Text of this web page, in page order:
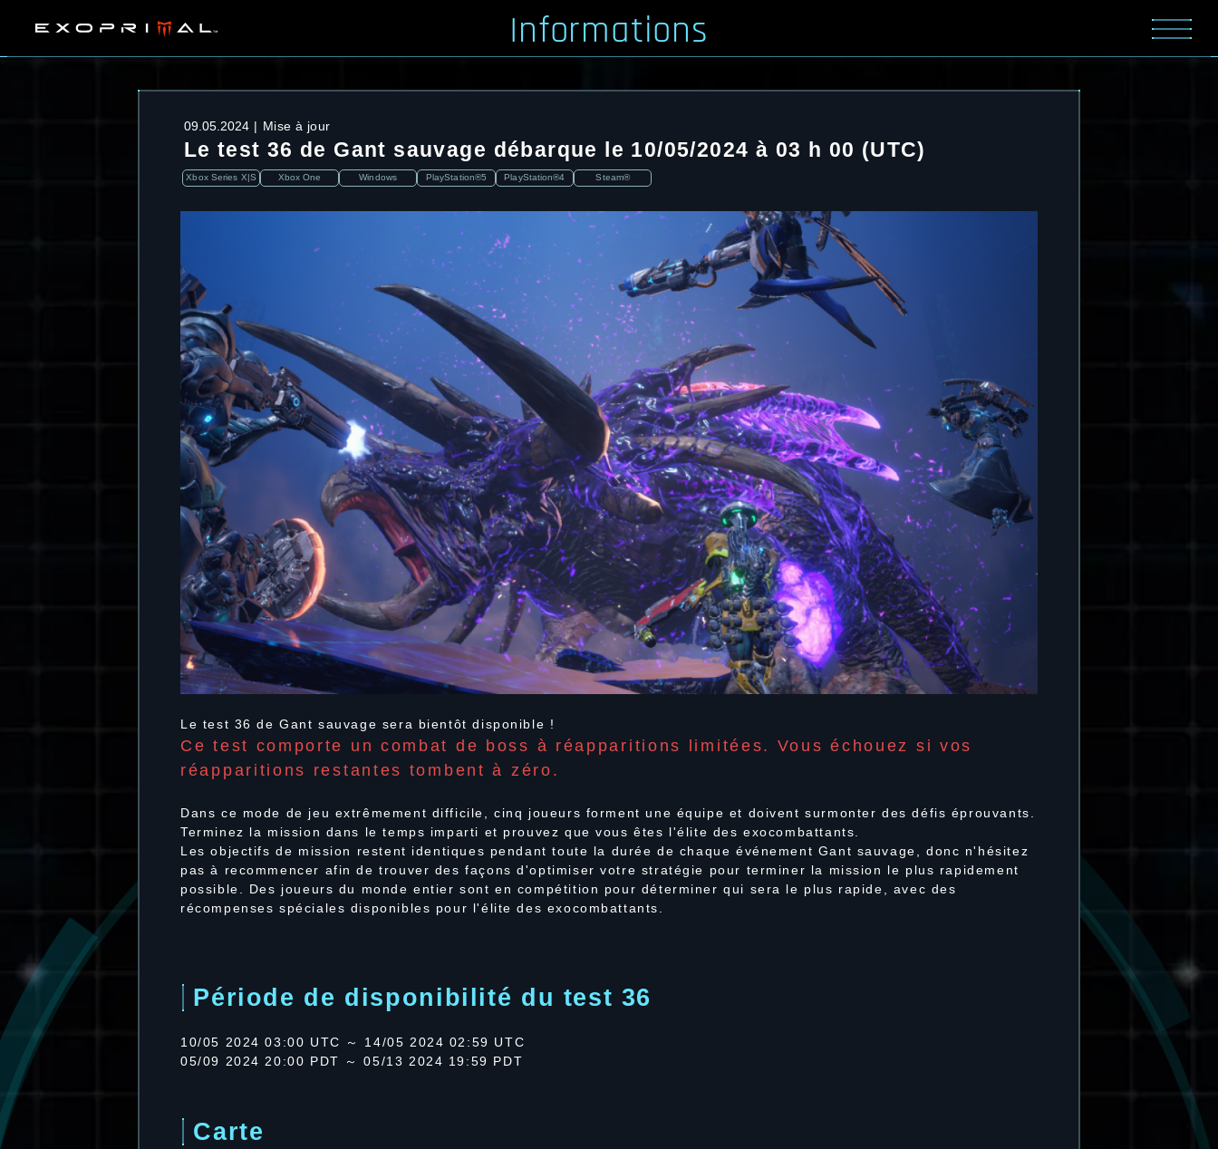
Informations
09.05.2024 Mise à jour
Le test 36 de Gant sauvage débarque le 10/05/2024 à 03 h 00 (UTC)
Xbox Series X|S Xbox One Windows PlayStation®5 PlayStation®4 Steam®
Le test 36 de Gant sauvage sera bientôt disponible !
Ce test comporte un combat de boss à réapparitions limitées. Vous échouez si vos
réapparitions restantes tombent à zéro.
Dans ce mode de jeu extrêmement difficile, cinq joueurs forment une équipe et doivent surmonter des défis éprouvants.
Terminez la mission dans le temps imparti et prouvez que vous êtes l'élite des exocombattants.
Les objectifs de mission restent identiques pendant toute la durée de chaque événement Gant sauvage, donc n'hésitez
pas à recommencer afin de trouver des façons d'optimiser votre stratégie pour terminer la mission le plus rapidement
possible. Des joueurs du monde entier sont en compétition pour déterminer qui sera le plus rapide, avec des
récompenses spéciales disponibles pour l'élite des exocombattants.
Période de disponibilité du test 36
10/05 2024 03:00 UTC ～ 14/05 2024 02:59 UTC
05/09 2024 20:00 PDT ～ 05/13 2024 19:59 PDT
Carte